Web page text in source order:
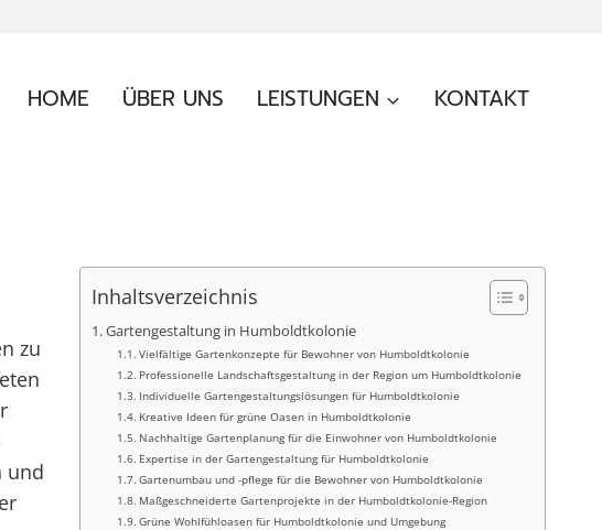
HOME ÜBER UNS LEISTUNGEN KONTAKT
Inhaltsverzeichnis
Gartengestaltung in Humboldtkolonie
Vielfältige Gartenkonzepte für Bewohner von Humboldtkolonie
Professionelle Landschaftsgestaltung in der Region um Humboldtkolonie
Individuelle Gartengestaltungslösungen für Humboldtkolonie
Kreative Ideen für grüne Oasen in Humboldtkolonie
Nachhaltige Gartenplanung für die Einwohner von Humboldtkolonie
Expertise in der Gartengestaltung für Humboldtkolonie
Gartenumbau und -pflege für die Bewohner von Humboldtkolonie
Maßgeschneiderte Gartenprojekte in der Humboldtkolonie-Region
Grüne Wohlfühloasen für Humboldtkolonie und Umgebung
zu
und